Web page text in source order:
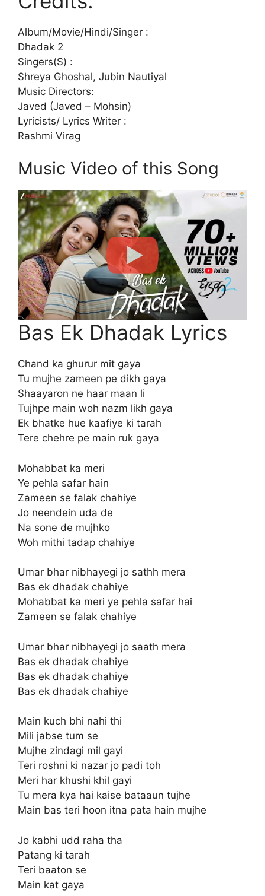
Album/Movie/Hindi/Singer :
Dhadak 2
Singers(S) :
Shreya Ghoshal, Jubin Nautiyal
Music Directors:
Javed (Javed – Mohsin)
Lyricists/ Lyrics Writer :
Rashmi Virag
Music Video of this Song
Bas Ek Dhadak Lyrics
Chand ka ghurur mit gaya
Tu mujhe zameen pe dikh gaya
Shaayaron ne haar maan li
Tujhpe main woh nazm likh gaya
Ek bhatke hue kaafiye ki tarah
Tere chehre pe main ruk gaya
Mohabbat ka meri
Ye pehla safar hain
Zameen se falak chahiye
Jo neendein uda de
Na sone de mujhko
Woh mithi tadap chahiye
Umar bhar nibhayegi jo sathh mera
Bas ek dhadak chahiye
Mohabbat ka meri ye pehla safar hai
Zameen se falak chahiye
Umar bhar nibhayegi jo saath mera
Bas ek dhadak chahiye
Bas ek dhadak chahiye
Bas ek dhadak chahiye
Main kuch bhi nahi thi
Mili jabse tum se
Mujhe zindagi mil gayi
Teri roshni ki nazar jo padi toh
Meri har khushi khil gayi
Tu mera kya hai kaise bataaun tujhe
Main bas teri hoon itna pata hain mujhe
Jo kabhi udd raha tha
Patang ki tarah
Teri baaton se
Main kat gaya